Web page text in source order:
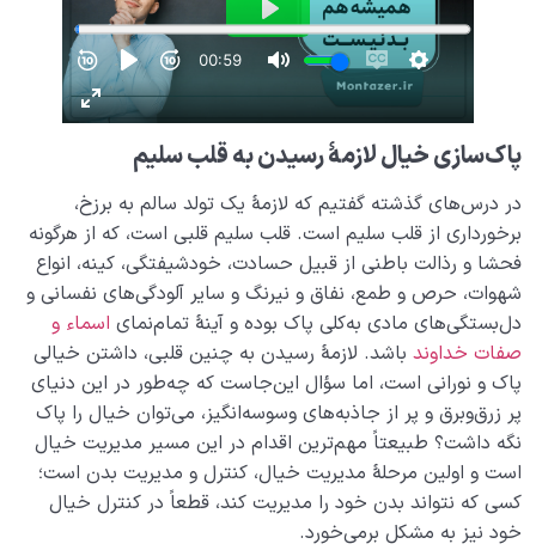
پاک‌سازی خیال لازمۀ رسیدن به قلب سلیم
در درس‌های گذشته گفتیم که لازمۀ یک تولد سالم به برزخ،
برخورداری از قلب سلیم است. قلب سلیم قلبی است، که از هرگونه
فحشا و رذالت باطنی از قبیل حسادت، خودشیفتگی، کینه، انواع
شهوات، حرص و طمع، نفاق و نیرنگ و سایر آلودگی‌های نفسانی و
دل‌بستگی‌های مادی به‌کلی پاک بوده و آینۀ تمام‌نمای اسماء و
صفات خداوند باشد. لازمۀ رسیدن به چنین قلبی، داشتن خیالی
پاک و نورانی است، اما سؤال این‌جاست که چه‌طور در این دنیای
پر زرق‌وبرق و پر از جاذبه‌های وسوسه‌انگیز، می‌توان خیال را پاک
نگه داشت؟ طبیعتاً مهم‌ترین اقدام در این مسیر مدیریت خیال
است و اولین مرحلۀ مدیریت خیال، کنترل و مدیریت بدن است؛
کسی که نتواند بدن خود را مدیریت کند، قطعاً در کنترل خیال
خود نیز به مشکل برمی‌خورد.